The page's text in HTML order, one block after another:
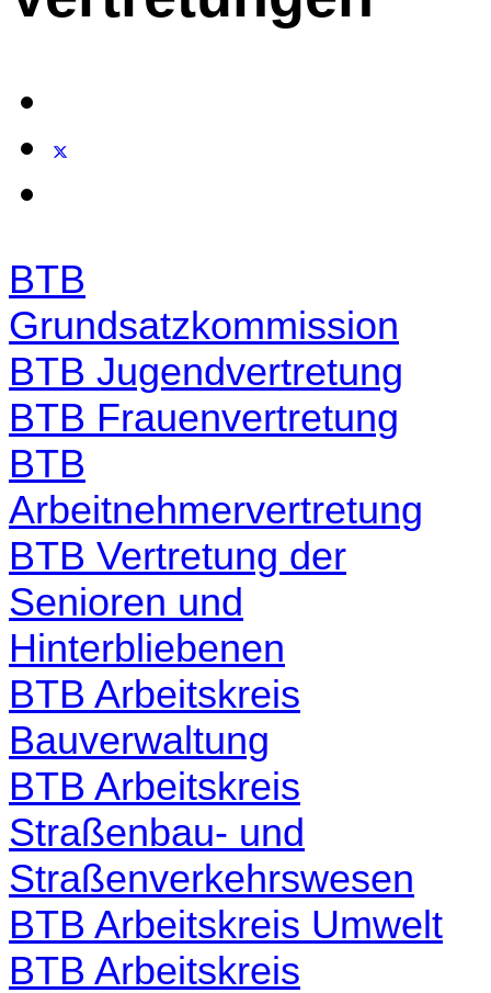
BTB
Grundsatzkommission
BTB Jugendvertretung
BTB Frauenvertretung
BTB
Arbeitnehmervertretung
BTB Vertretung der
Senioren und
Hinterbliebenen
BTB Arbeitskreis
Bauverwaltung
BTB Arbeitskreis
Straßenbau- und
Straßenverkehrswesen
BTB Arbeitskreis Umwelt
BTB Arbeitskreis